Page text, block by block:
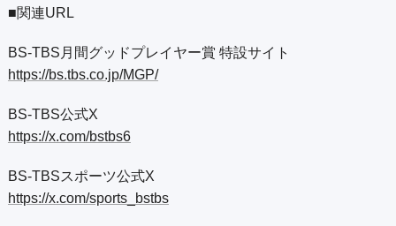
■関連URL
BS-TBS月間グッドプレイヤー賞 特設サイト
https://bs.tbs.co.jp/MGP/
BS-TBS公式X
https://x.com/bstbs6
BS-TBSスポーツ公式X
https://x.com/sports_bstbs